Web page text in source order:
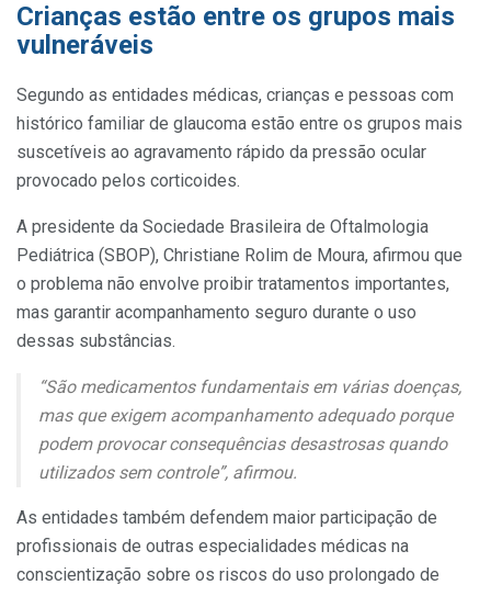
Crianças estão entre os grupos mais
vulneráveis
Segundo as entidades médicas, crianças e pessoas com
histórico familiar de glaucoma estão entre os grupos mais
suscetíveis ao agravamento rápido da pressão ocular
provocado pelos corticoides.
A presidente da Sociedade Brasileira de Oftalmologia
Pediátrica (SBOP), Christiane Rolim de Moura, afirmou que
o problema não envolve proibir tratamentos importantes,
mas garantir acompanhamento seguro durante o uso
dessas substâncias.
“São medicamentos fundamentais em várias doenças,
mas que exigem acompanhamento adequado porque
podem provocar consequências desastrosas quando
utilizados sem controle”, afirmou.
As entidades também defendem maior participação de
profissionais de outras especialidades médicas na
conscientização sobre os riscos do uso prolongado de